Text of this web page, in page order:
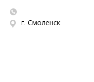
г. Смоленск